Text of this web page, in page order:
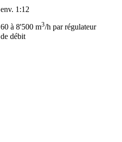
env. 1:12
60 à 8'500 m3/h par régulateur
de débit